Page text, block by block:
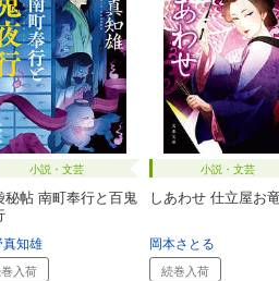
小説・文芸
秘帖 南町奉行と百鬼
真知雄
入荷
小説・文芸
しあわせ 仕立屋お
岡本さとる
続巻入荷